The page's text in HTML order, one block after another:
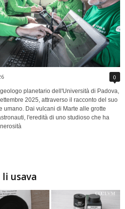
0
planetario dell'Università di Padova,
2025, attraverso il racconto del suo
umano. Dai vulcani di Marte alle grotte
l'eredità di uno studioso che ha
usava